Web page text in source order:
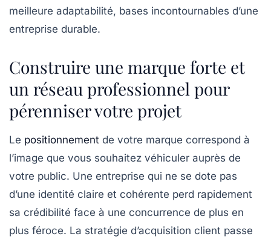
meilleure adaptabilité, bases incontournables d’une
entreprise durable.
Construire une marque forte et
un réseau professionnel pour
pérenniser votre projet
Le positionnement de votre marque correspond à
l’image que vous souhaitez véhiculer auprès de
votre public. Une entreprise qui ne se dote pas
d’une identité claire et cohérente perd rapidement
sa crédibilité face à une concurrence de plus en
plus féroce. La stratégie d’acquisition client passe